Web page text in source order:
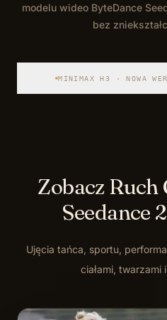
modelu wideo ByteDance
bez
MINIMAX H3 · NOWA
Zobacz Ruch
Seedance
Ujęcia tańca, sportu,
ciałami, twarzami